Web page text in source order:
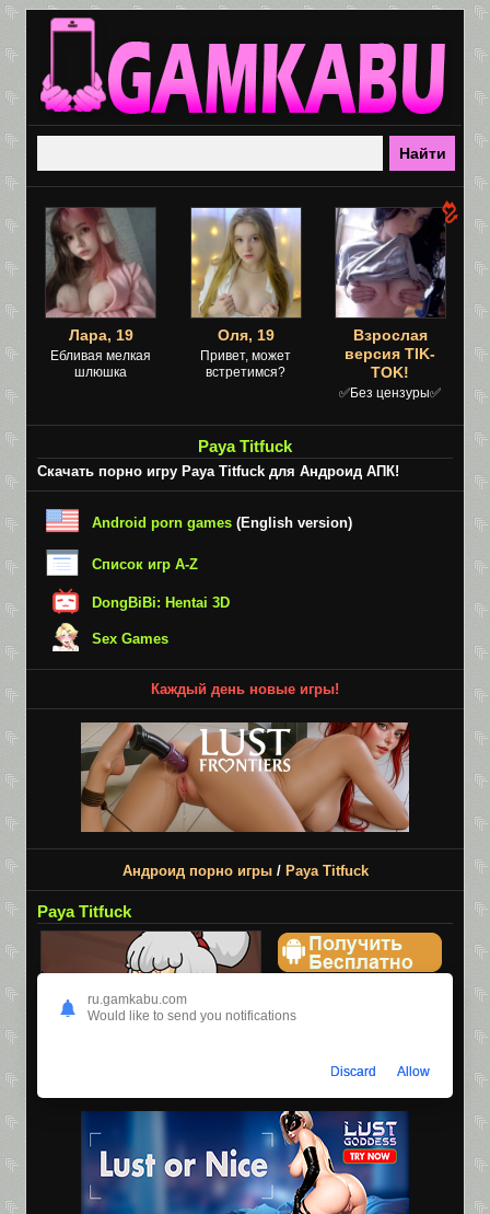
Лара, 19
Ебливая мелкая
шлюшка
Оля, 19
Привет, может
встретимся?
Взрослая
версия TIK-
TOK!
✅Без цензуры✅
Paya Titfuck
Скачать порно игру Paya Titfuck для Андроид АПК!
Android porn games (English version)
Список игр A-Z
DongBiBi: Hentai 3D
Sex Games
Каждый день новые игры!
Андроид порно игры/ Paya Titfuck
Paya Titfuck
Просмотров:
ru.gamkabu.com
Would like to send you notifications
Discard Allow